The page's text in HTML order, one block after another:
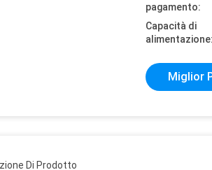
pagamento:
Capacità di
alimentazione:
Miglior
Di Prodotto